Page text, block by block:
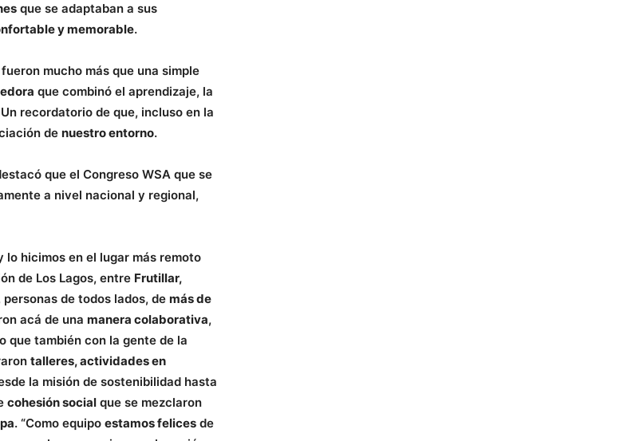
que se adaptaban a sus
y memorable.
mucho más que una simple
que combinó el aprendizaje, la
recordatorio de que, incluso en la
de nuestro entorno.
que el Congreso WSA que se
a nivel nacional y regional,
lo hicimos en el lugar más remoto
de Los Lagos, entre Frutillar,
de todos lados, de más de
acá de una manera colaborativa,
que también con la gente de la
talleres, actividades en
la misión de sostenibilidad hasta
cohesión social que se mezclaron
. “Como equipo estamos felices de